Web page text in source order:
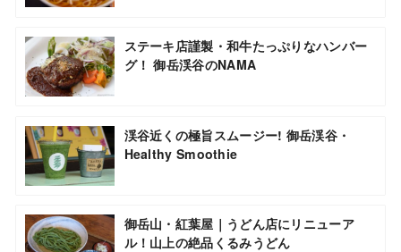
ステーキ店謹製・和牛たっぷりなハンバー
グ！ 御岳渓谷のNAMA
渓谷近くの極旨スムージー! 御岳渓谷・
Healthy Smoothie
御岳山・紅葉屋｜うどん店にリニューア
ル！山上の絶品くるみうどん